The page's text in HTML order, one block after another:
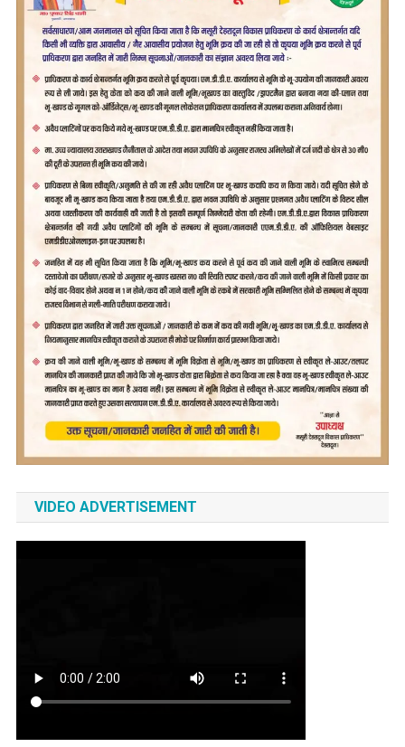
VIDEO ADVERTISEMENT